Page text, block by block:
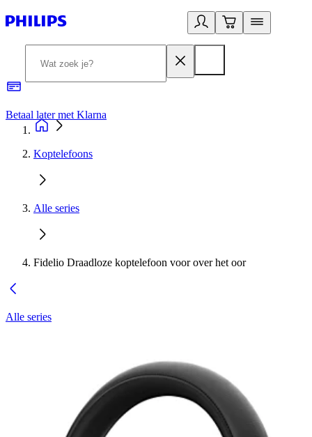
Betaal later met Klarna
Koptelefoons
Alle series
Fidelio Draadloze koptelefoon voor over het oor
Alle series